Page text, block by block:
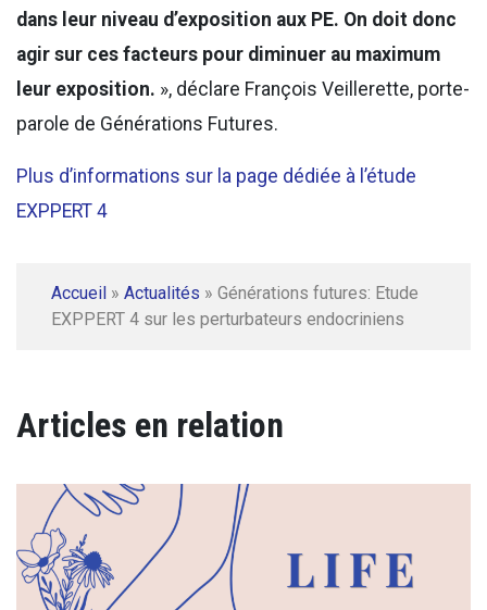
dans leur niveau d’exposition aux PE. On doit donc
agir sur ces facteurs pour diminuer au maximum
leur exposition. », déclare François Veillerette, porte-
parole de Générations Futures.
Plus d’informations sur la page dédiée à l’étude
EXPPERT 4
Accueil » Actualités » Générations futures: Etude
EXPPERT 4 sur les perturbateurs endocriniens
Articles en relation